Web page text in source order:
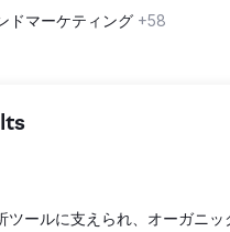
ドマーケティング +58
ールに支えられ、オーガニッ